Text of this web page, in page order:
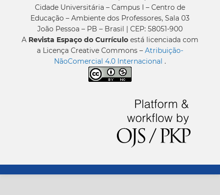
Cidade Universitária – Campus I – Centro de
Educação – Ambiente dos Professores, Sala 03
João Pessoa – PB – Brasil | CEP: 58051-900
A Revista Espaço do Currículo está licenciada com
a Licença Creative Commons – Atribuição-
NãoComercial 4.0 Internacional .